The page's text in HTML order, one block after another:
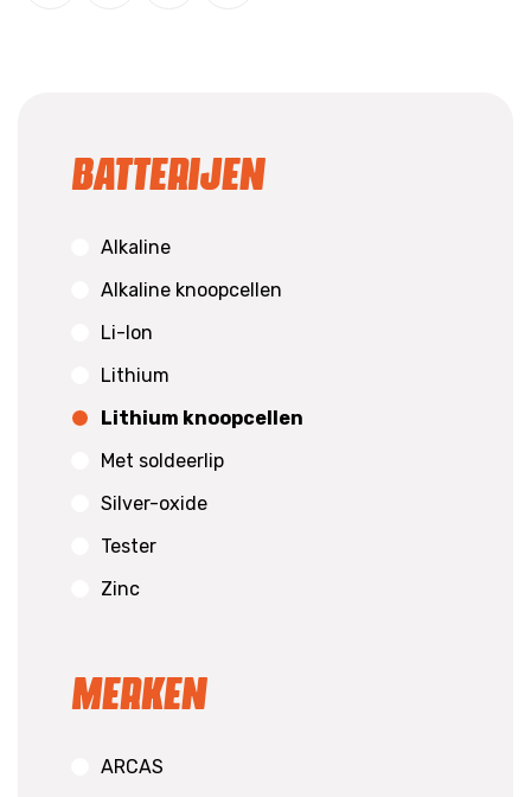
Batterijen
Alkaline
Alkaline knoopcellen
Li-Ion
Lithium
Lithium knoopcellen
Met soldeerlip
Silver-oxide
Tester
Zinc
Merken
ARCAS